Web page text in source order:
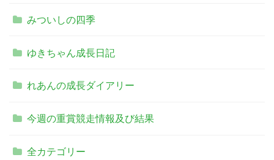
みついしの四季
ゆきちゃん成長日記
れあんの成長ダイアリー
今週の重賞競走情報及び結果
全カテゴリー